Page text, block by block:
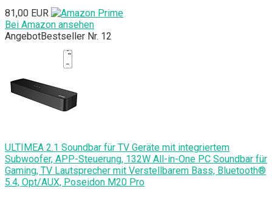
81,00 EUR
Bei Amazon ansehen
AngebotBestseller Nr. 12
ULTIMEA 2.1 Soundbar für TV Geräte mit integriertem
Subwoofer, APP-Steuerung, 132W All-in-One PC Soundbar für
Gaming, TV Lautsprecher mit Verstellbarem Bass, Bluetooth®
5.4, Opt/AUX, Poseidon M20 Pro